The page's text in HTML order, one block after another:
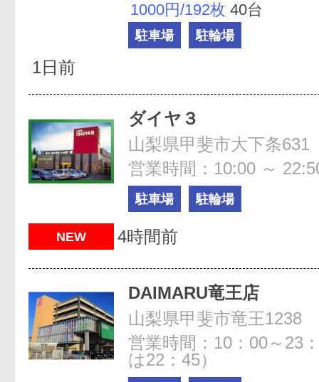
1000円/192枚 40台
駐車場 駐輪場
1日前
ダイヤ３
山梨県甲斐市大下条631
営業時間：10:00 ～
駐車場 駐輪場
NEW 4時間前
DAIMARU竜王店
山梨県甲斐市竜王1238
営業時間：10：00～23
は22：45）